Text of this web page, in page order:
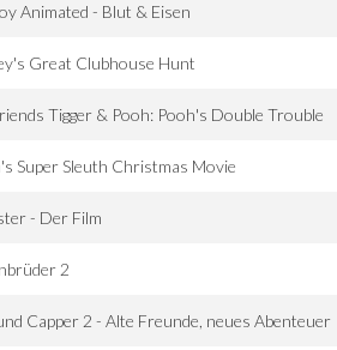
Animated - Blut & Eisen
Great Clubhouse Hunt
Tigger & Pooh: Pooh's Double Trouble
Super Sleuth Christmas Movie
- Der Film
2
Capper 2 - Alte Freunde, neues Abenteuer